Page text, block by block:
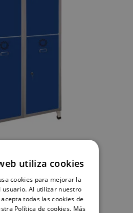
ST-40/2-E
utiliza cookies
cookies para mejorar la
usuario. Al utilizar nuestro
todas las cookies de
Política de cookies. Más